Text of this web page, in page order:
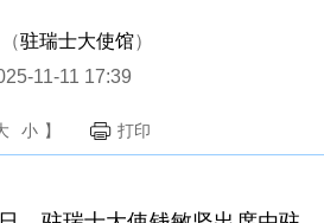
驻瑞士大使馆）
11-11 17:39
小 】 打印